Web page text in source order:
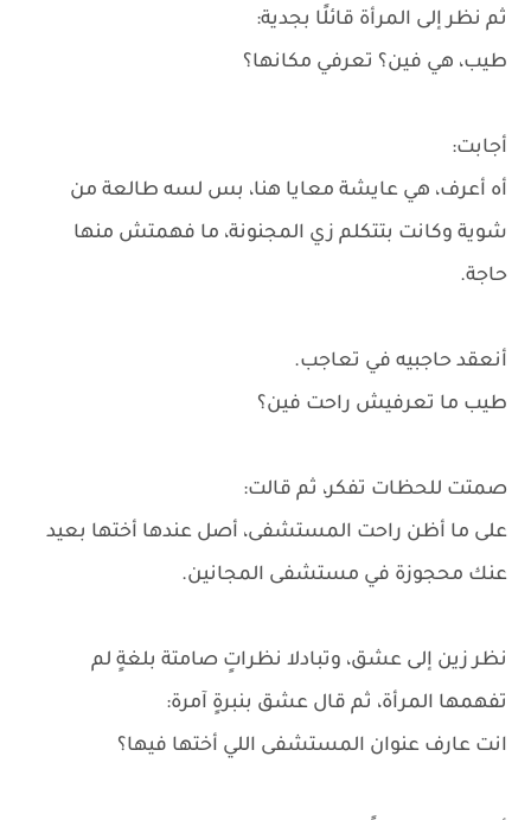
ثم نظر إلى المرأة قائلًا بجدية:
طيب، هي فين؟ تعرفي مكانها؟
أجابت:
أه أعرف، هي عايشة معايا هنا، بس لسه طالعة من
شوية وكانت بتتكلم زي المجنونة، ما فهمتش منها
حاجة.
أنعقد حاجبيه في تعاجب.
طيب ما تعرفيش راحت فين؟
صمتت للحظات تفكر، ثم قالت:
على ما أظن راحت المستشفى، أصل عندها أختها بعيد
عنك محجوزة في مستشفى المجانين.
نظر زين إلى عشق، وتبادلا نظراتٍ صامتة بلغةٍ لم
تفهمها المرأة، ثم قال عشق بنبرةٍ آمرة:
انت عارف عنوان المستشفى اللي أختها فيها؟